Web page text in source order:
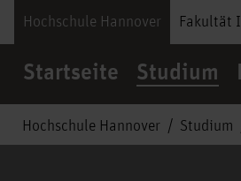
Hochschule Hannover Fakultät I
Startseite Studium
Hochschule Hannover Studium